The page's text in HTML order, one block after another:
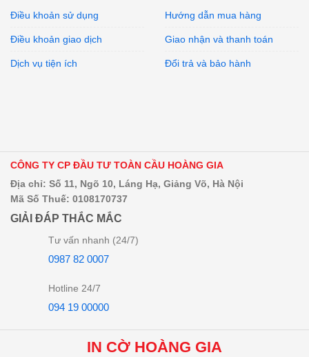
Điều khoản sử dụng
Điều khoản giao dịch
Dịch vụ tiện ích
Hướng dẫn mua hàng
Giao nhận và thanh toán
Đổi trả và bảo hành
CÔNG TY CP ĐẦU TƯ TOÀN CẦU HOÀNG GIA
Địa chỉ: Số 11, Ngõ 10, Láng Hạ, Giảng Võ, Hà Nội
Mã Số Thuế: 0108170737
GIẢI ĐÁP THẮC MẮC
Tư vấn nhanh (24/7)
0987 82 0007
Hotline 24/7
094 19 00000
IN CỜ HOÀNG GIA